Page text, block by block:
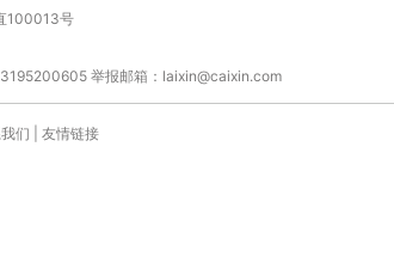
100013号
举报邮箱：laixin@caixin.com
们 友情链接